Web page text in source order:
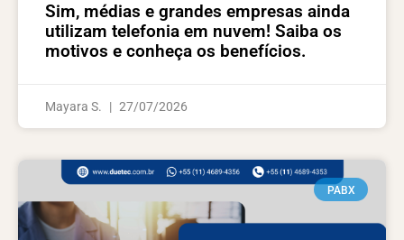
Sim, médias e grandes empresas ainda
utilizam telefonia em nuvem! Saiba os
motivos e conheça os benefícios.
Mayara S. 27/07/2026
PABX